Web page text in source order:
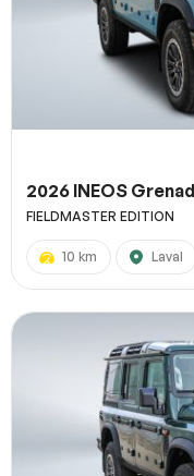
2026 INEOS
FIELDMASTER EDITION
10 km Laval